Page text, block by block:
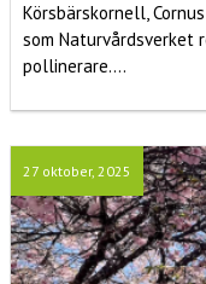
Körsbärskornell,
som Naturvårdsverket
pollinerare....
27 oktober, 2025